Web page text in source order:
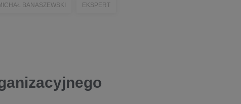
BANASZEWSKI EKSPERT